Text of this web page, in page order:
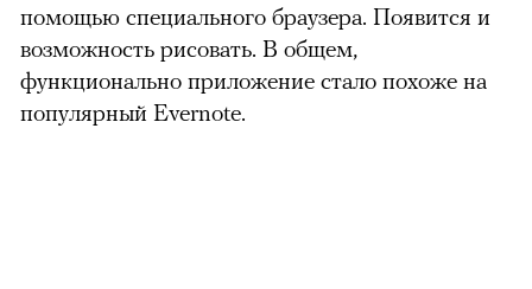
помощью специального браузера. Появится и
возможность рисовать. В общем,
функционально приложение стало похоже на
популярный Evernote.